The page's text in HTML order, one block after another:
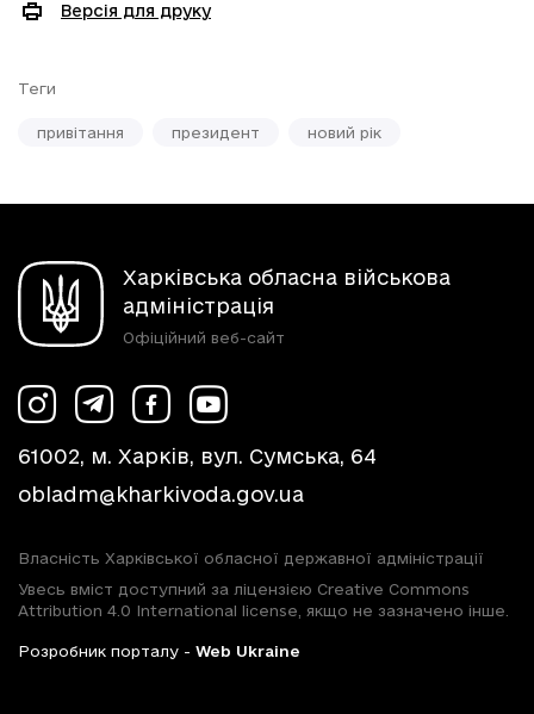
Версія для друку
Теги
привітання президент новий рік
Харківська обласна військова
адміністрація
Офіційний веб-сайт
61002, м. Харків, вул. Сумська, 64
obladm@kharkivoda.gov.ua
Власність Харківської обласної державної адміністрації
Увесь вміст доступний за ліцензією Creative Commons
Attribution 4.0 International license, якщо не зазначено інше.
Розробник порталу - Web Ukraine